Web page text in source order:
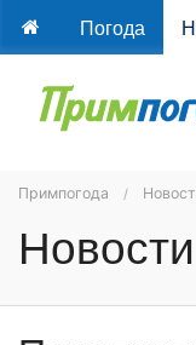
Погода
Примпогода
Новости